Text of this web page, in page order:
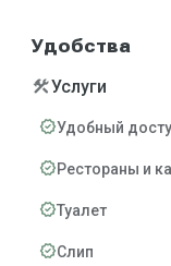
Удобства
constructionУслуги
verifiedУдобный
verifiedРестораны и
verifiedТуалет
verifiedСлип